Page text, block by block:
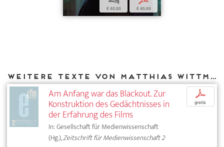
€ 40,00 € 40,00
Weitere Texte von Matthias Wittmann bei DIAPHANES
Am Anfang war das Blackout. Zur
Konstruktion des Gedächtnisses in
der Erfahrung des Films
In: Gesellschaft für Medienwissenschaft
(Hg.),Zeitschrift für Medienwissenschaft 2
p
gratis